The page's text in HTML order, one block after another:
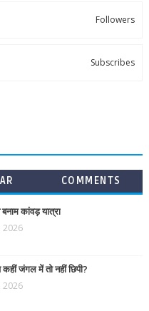
Followers
Subscribes
COMMENTS
कांवड़ यात्रा
2026
जंगल में तो नहीं छिपी?
2026